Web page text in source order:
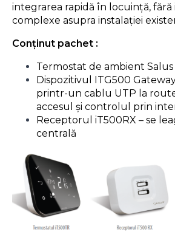
integrarea rapidă în locuință,
complexe asupra instalației
Conținut pachet :
Termostat de ambient
Dispozitivul ITG500
printr-un cablu UTP la
accesul și controlul prin
Receptorul iT500RX – se
centrală